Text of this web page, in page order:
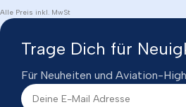
Alle Preis inkl. MwSt
Trage Dich für
Für Neuheiten und Aviation-